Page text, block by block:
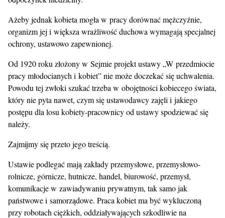
Ażeby jednak kobieta mogła w pracy dorównać mężczyźnie,
organizm jej i większa wrażliwość duchowa wymagają specjalnej
ochrony, ustawowo zapewnionej.
Od 1920 roku złożony w Sejmie projekt ustawy „W przedmiocie
pracy młodocianych i kobiet” nie może doczekać się uchwalenia.
Powodu tej zwłoki szukać trzeba w obojętności kobiecego świata,
który nie pyta nawet, czym się ustawodawcy zajęli i jakiego
postępu dla losu kobiety-pracownicy od ustawy spodziewać się
należy.
Zajmijmy się przeto jego treścią.
Ustawie podlegać mają zakłady przemysłowe, przemysłowo-
rolnicze, górnicze, hutnicze, handel, biurowość, przemysł,
komunikacje w zawiadywaniu prywatnym, tak samo jak
państwowe i samorządowe. Praca kobiet ma być wykluczoną
przy robotach ciężkich, oddziaływających szkodliwie na